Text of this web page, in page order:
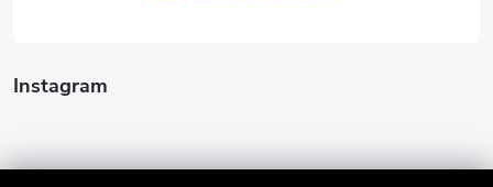
Instagram